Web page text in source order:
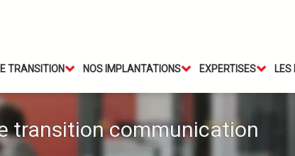
TRANSITION NOS IMPLANTATIONS EXPERTISES LES
transition communication